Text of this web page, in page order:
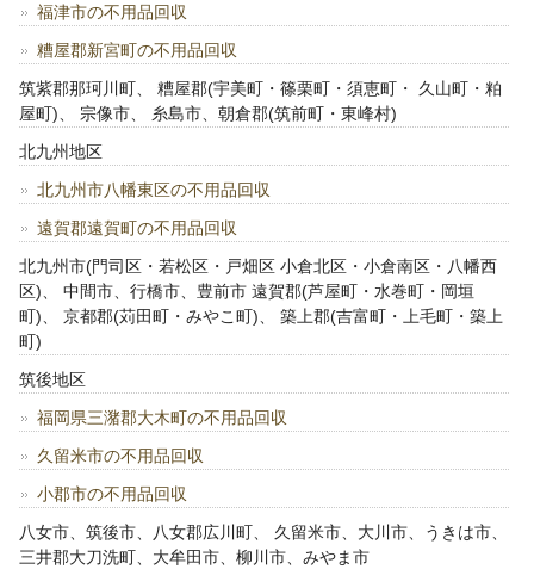
福津市の不用品回収
糟屋郡新宮町の不用品回収
筑紫郡那珂川町、 糟屋郡(宇美町・篠栗町・須恵町・ 久山町・粕
屋町)、 宗像市、 糸島市、朝倉郡(筑前町・東峰村)
北九州地区
北九州市八幡東区の不用品回収
遠賀郡遠賀町の不用品回収
北九州市(門司区・若松区・戸畑区 小倉北区・小倉南区・八幡西
区)、 中間市、行橋市、豊前市 遠賀郡(芦屋町・水巻町・岡垣
町)、 京都郡(苅田町・みやこ町)、 築上郡(吉富町・上毛町・築上
町)
筑後地区
福岡県三潴郡大木町の不用品回収
久留米市の不用品回収
小郡市の不用品回収
八女市、筑後市、八女郡広川町、 久留米市、大川市、うきは市、
三井郡大刀洗町、大牟田市、柳川市、みやま市